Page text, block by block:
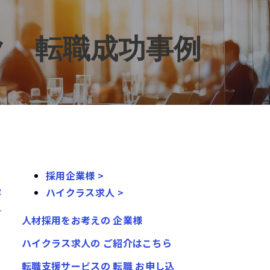
転職成功事例
採用企業様 >
ハイクラス求人 >
人材採用をお考えの 企業様
ハイクラス求人の ご紹介はこちら
転職支援サービスの 転職 お申し込